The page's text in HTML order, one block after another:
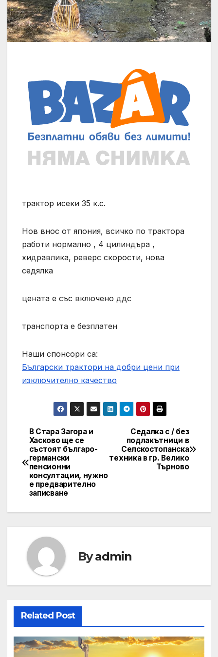
трактор исеки 35 к.с.
Нов внос от япония, всичко по трактора
работи нормално , 4 цилиндъра ,
хидравлика, реверс скорости, нова
седялка
цената е със включено ддс
транспорта е безплатен
Наши спонсори са:
Български трактори на добри цени при
изключително качество
Post
navigation
Седалка с / без
подлакътници в
Селскостопанска
техника в гр. Велико
Търново
В Стара Загора и
Хасково ще се
състоят българо-
германски
пенсионни
консултации, нужно
е предварително
записване
Byadmin
Related Post